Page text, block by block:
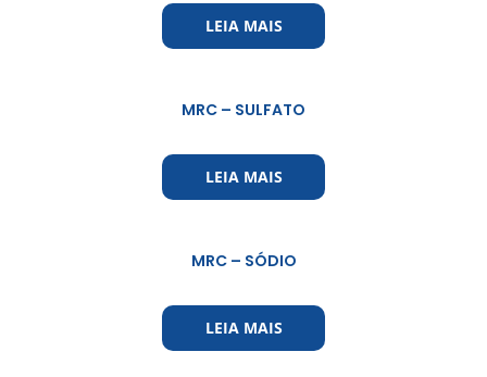
LEIA MAIS
MRC – SULFATO
LEIA MAIS
MRC – SÓDIO
LEIA MAIS